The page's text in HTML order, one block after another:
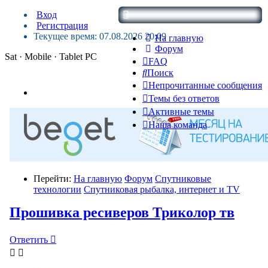
На главную
Форум
FAQ
Поиск
Непрочитанные сообщения
Темы без ответов
Активные темы
Наша команда
Вход
Регистрация
Текущее время: 07.08.2026 20:09
Sat · Mobile · Tablet PC
Перейти: На главную Форум Спутниковые
технологии Спутниковая рыбалка, интернет и TV
Прошивка ресиверов Триколор тв
Ответить